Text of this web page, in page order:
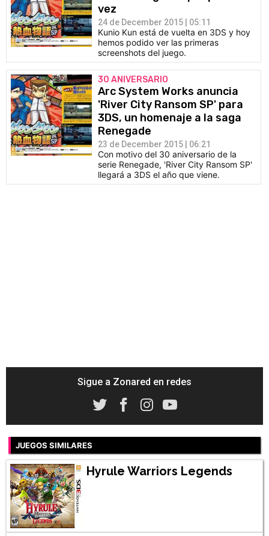
vez
24 de December 2015 | 05:11
Kunio Kun está de vuelta en 3DS y hoy
hemos podido ver las primeras
screenshots del juego.
30 ANIVERSARIO
Arc System Works anuncia
'River City Ransom SP' para
3DS, un homenaje a la saga
Renegade
23 de December 2015 | 06:21
Con motivo del 30 aniversario de la
serie Renegade, 'River City Ransom SP'
llegará a 3DS el año que viene.
Sigue a Zonared en redes
JUEGOS SIMILARES
Hyrule Warriors Legends